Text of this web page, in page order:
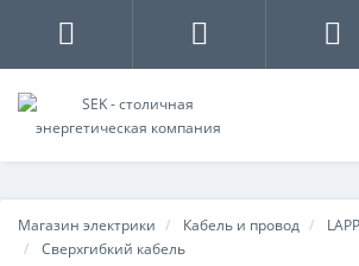
Магазин электрики Кабель и провод
Сверхгибкий кабель